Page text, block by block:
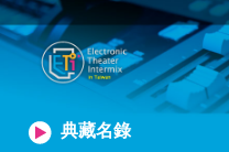
典藏名錄